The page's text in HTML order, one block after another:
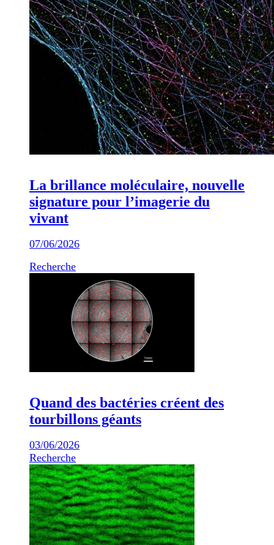
La brillance moléculaire, nouvelle
signature pour l’imagerie du
vivant
07/06/2026
Recherche
Quand des bactéries créent des
tourbillons géants
03/06/2026
Recherche